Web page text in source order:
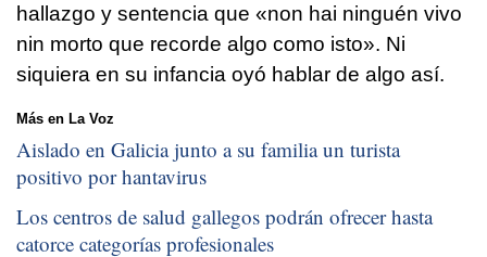
hallazgo y sentencia que «non hai ninguén vivo
nin morto que recorde algo como isto». Ni
siquiera en su infancia oyó hablar de algo así.
Más en La Voz
Aislado en Galicia junto a su familia un turista
positivo por hantavirus
Los centros de salud gallegos podrán ofrecer hasta
catorce categorías profesionales